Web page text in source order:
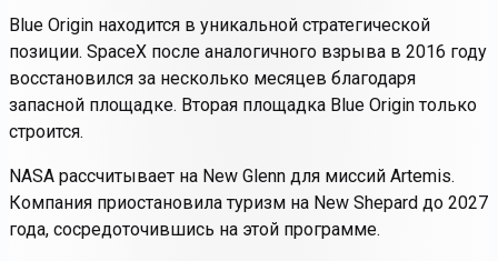
Blue Origin находится в уникальной стратегической
позиции. SpaceX после аналогичного взрыва в 2016 году
восстановился за несколько месяцев благодаря
запасной площадке. Вторая площадка Blue Origin только
строится.
NASA рассчитывает на New Glenn для миссий Artemis.
Компания приостановила туризм на New Shepard до 2027
года, сосредоточившись на этой программе.